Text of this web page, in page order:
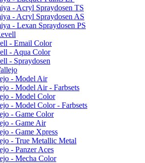
- Acryl Spraydosen TS
- Acryl Spraydosen AS
- Lexan Spraydosen PS
- Email Color
- Aqua Color
- Spraydosen
- Model Air
- Model Air - Farbsets
- Model Color
- Model Color - Farbsets
- Game Color
- Game Air
- Game Xpress
- True Metallic Metal
- Panzer Aces
- Mecha Color